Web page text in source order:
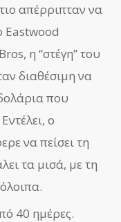
απέρριπταν να
Eastwood
η “στέγη” του
διαθέσιμη να
που
ο
να πείσει τη
τα μισά, με τη
40 ημέρες.